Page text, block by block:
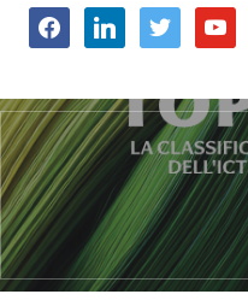
facebooklinkedin twitter youtube